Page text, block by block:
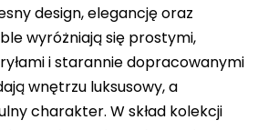
design, elegancję oraz
wyróżniają się prostymi,
i starannie dopracowanymi
wnętrzu luksusowy, a
charakter. W skład kolekcji